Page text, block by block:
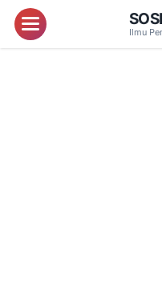
Menu Ilmu